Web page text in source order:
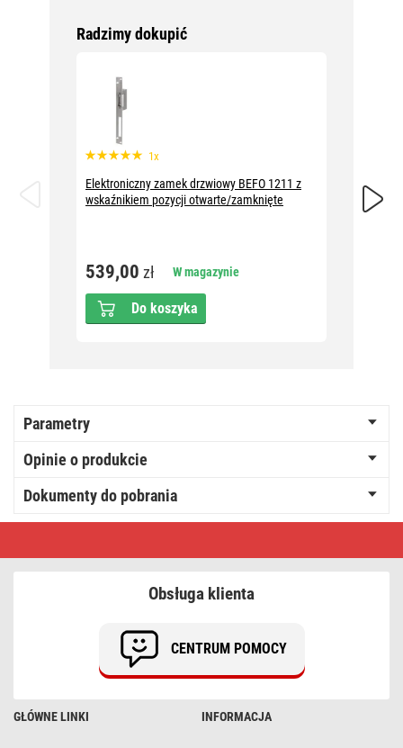
Radzimy dokupić
1x
Elektroniczny zamek drzwiowy BEFO 1211 z
wskaźnikiem pozycji otwarte/zamknięte
539,00 zł W magazynie
Do koszyka
Parametry
Opinie o produkcie
Dokumenty do pobrania
GŁÓWNE LINKI INFORMACJA
Obsługa klienta
CENTRUM POMOCY